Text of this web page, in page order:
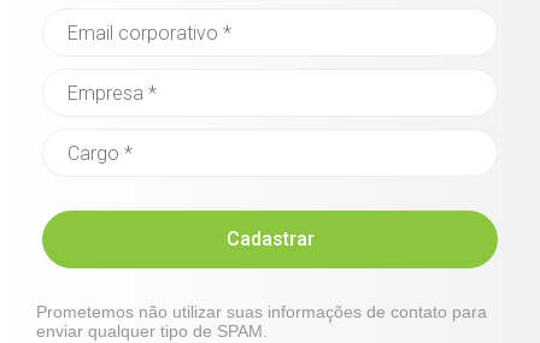
Cadastrar
Prometemos não utilizar suas informações de contato para
enviar qualquer tipo de SPAM.